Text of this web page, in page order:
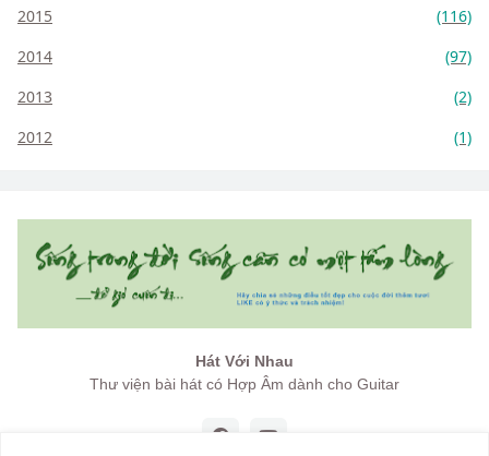
2015
(116)
2014
(97)
2013
(2)
2012
(1)
Hát Với Nhau
Thư viện bài hát có Hợp Âm dành cho Guitar